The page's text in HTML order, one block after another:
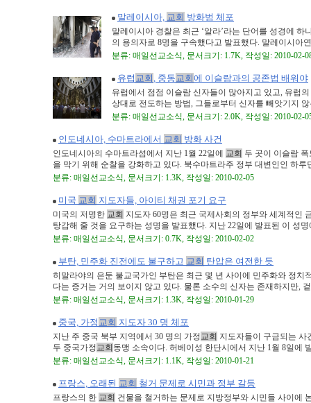
말레이시아, 교회 방화범 체포
말레이시아 경찰은 최근 ‘알라’라는 단어를 성경에
의 용의자로 8명을 구속했다고 발표했다. 말레이시아
분류: 매일선교소식, 문서크기: 1.7K, 작성일: 2010-02-
유럽 교회, 중동교회에 이슬람과의 공존법 배워야
유럽에서 점점 이슬람 신자들이 많아지고 있고, 유럽의
상대로 전도하는 방법, 그들로부터 신자를 빼앗기지
분류: 매일선교소식, 문서크기: 2.0K, 작성일: 2010-02-
인도네시아, 수마트라에서 교회 방화 사건
인도네시아의 수마트라섬에서 지난 1월 22일에 교회 두 곳이 이슬람
을 막기 위해 순찰을 강화하고 있다. 북수마트라주 정부 대변인인 하루
분류: 매일선교소식, 문서크기: 1.3K, 작성일: 2010-02-05
미국 교회 지도자들, 아이티 채권 포기 요구
미국의 저명한 교회 지도자 60명은 최근 국제사회의 정부와 세계적인
탕감해 줄 것을 요구하는 성명을 발표했다. 지난 22일에 발표된 이 성명
분류: 매일선교소식, 문서크기: 0.7K, 작성일: 2010-02-02
부탄, 민주화 진전에도 불구하고 교회 탄압은 여전한 듯
히말라야의 은둔 불교국가인 부탄은 최근 몇 년 사이에 민주화와 정
다는 증거는 거의 보이지 않고 있다. 물론 소수의 신자는 존재하지만,
분류: 매일선교소식, 문서크기: 1.3K, 작성일: 2010-01-29
중국, 가정 교회 지도자 30 명 체포
지난 주 중국 북부 지역에서 30 명의 가정교회 지도자들이 구금되는 사
두 중국가정교회 동맹 소속이다. 허베이성 한단시에서 지난 1월 8일에
분류: 매일선교소식, 문서크기: 1.1K, 작성일: 2010-01-21
프랑스, 오래된 교회 철거 문제로 시민과 정부 갈등
프랑스의 한 교회 건물을 철거하는 문제로 지방정부와 시민들 사이에